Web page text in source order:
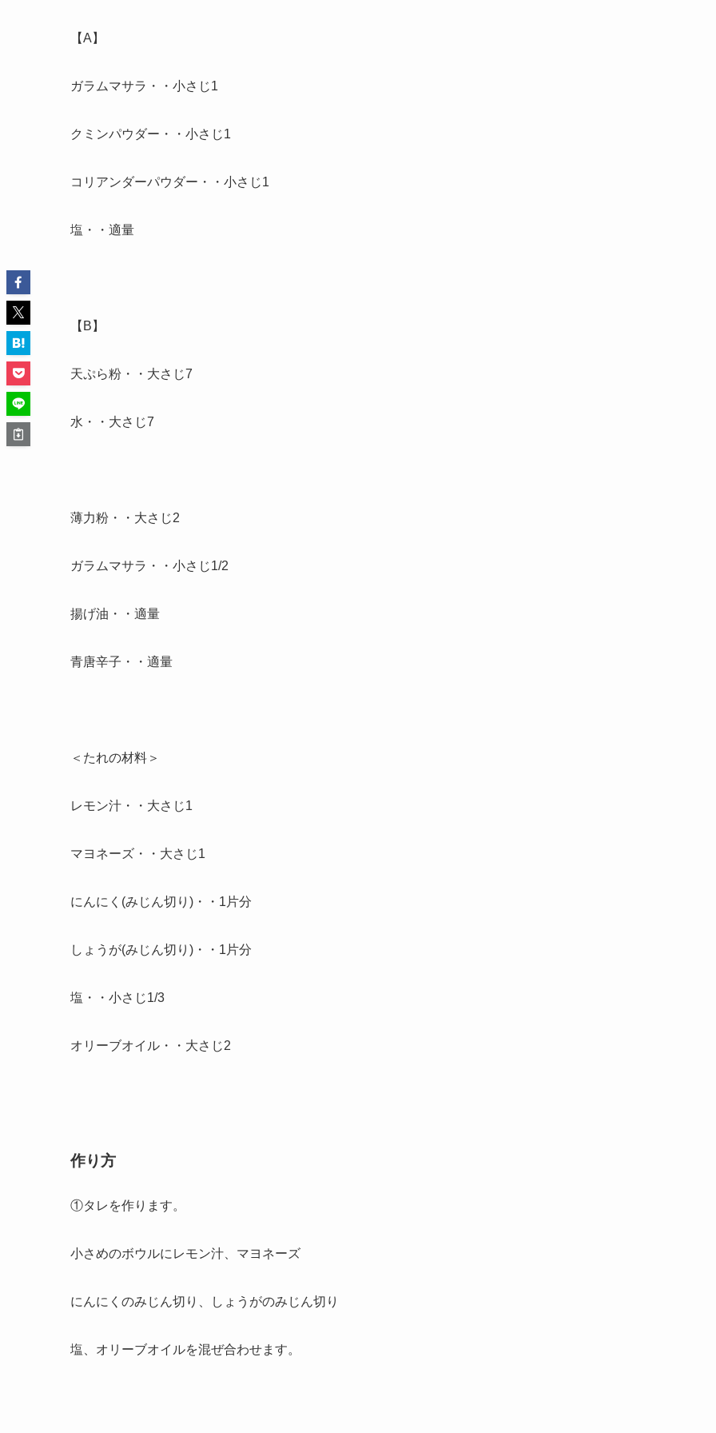
【A】
ガラムマサラ・・小さじ1
クミンパウダー・・小さじ1
コリアンダーパウダー・・小さじ1
塩・・適量
【B】
天ぷら粉・・大さじ7
水・・大さじ7
薄力粉・・大さじ2
ガラムマサラ・・小さじ1/2
揚げ油・・適量
青唐辛子・・適量
＜たれの材料＞
レモン汁・・大さじ1
マヨネーズ・・大さじ1
にんにく(みじん切り)・・1片分
しょうが(みじん切り)・・1片分
塩・・小さじ1/3
オリーブオイル・・大さじ2
作り方
①タレを作ります。
小さめのボウルにレモン汁、マヨネーズ
にんにくのみじん切り、しょうがのみじん切り
塩、オリーブオイルを混ぜ合わせます。